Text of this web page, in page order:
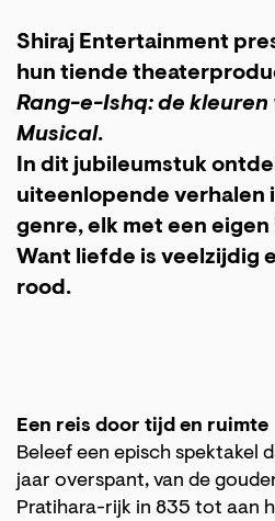
Shiraj Entertainment
hun tiende
Rang-e-Ishq: de kleuren
Musical.
In dit jubileumstuk
uiteenlopende verhalen
genre, elk met een
Want liefde is veelzijdig
rood.
Een reis door tijd en ruimte
Beleef een episch spektakel
jaar overspant, van de
Pratihara-rijk in 835 tot aan